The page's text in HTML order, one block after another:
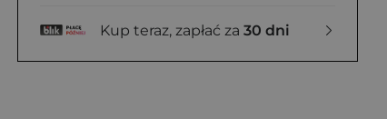
Kup teraz, zapłać za 30 dni